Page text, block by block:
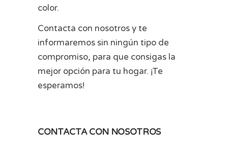
color.
Contacta con nosotros y te
informaremos sin ningún tipo de
compromiso, para que consigas la
mejor opción para tu hogar. ¡Te
esperamos!
CONTACTA CON NOSOTROS